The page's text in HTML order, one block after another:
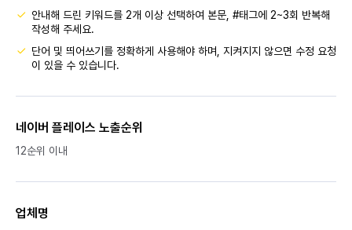
안내해 드린 키워드를 2개 이상 선택하여 본문, #태그에 2~3회 반복해
작성해 주세요.
단어 및 띄어쓰기를 정확하게 사용해야 하며, 지켜지지 않으면 수정 요청
이 있을 수 있습니다.
네이버 플레이스 노출순위
12순위 이내
업체명